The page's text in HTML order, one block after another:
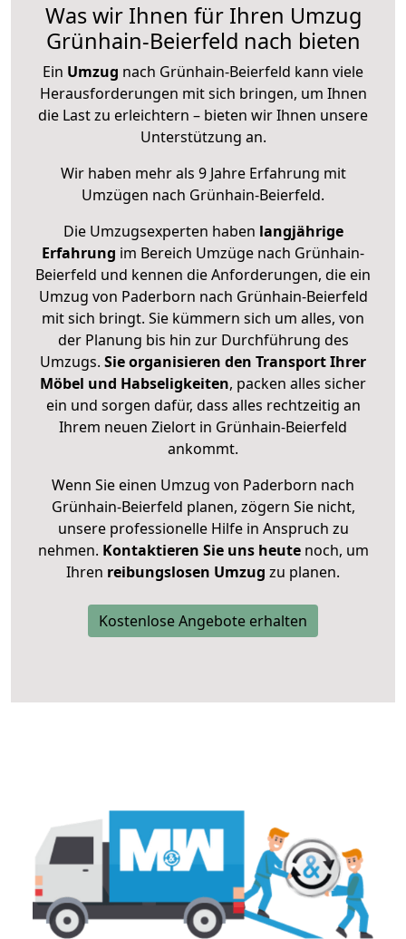
Was wir Ihnen für Ihren Umzug
Grünhain-Beierfeld nach bieten
Ein Umzug nach Grünhain-Beierfeld kann viele
Herausforderungen mit sich bringen, um Ihnen
die Last zu erleichtern – bieten wir Ihnen unsere
Unterstützung an.
Wir haben mehr als 9 Jahre Erfahrung mit
Umzügen nach Grünhain-Beierfeld.
Die Umzugsexperten haben langjährige
Erfahrung im Bereich Umzüge nach Grünhain-
Beierfeld und kennen die Anforderungen, die ein
Umzug von Paderborn nach Grünhain-Beierfeld
mit sich bringt. Sie kümmern sich um alles, von
der Planung bis hin zur Durchführung des
Umzugs. Sie organisieren den Transport Ihrer
Möbel und Habseligkeiten, packen alles sicher
ein und sorgen dafür, dass alles rechtzeitig an
Ihrem neuen Zielort in Grünhain-Beierfeld
ankommt.
Wenn Sie einen Umzug von Paderborn nach
Grünhain-Beierfeld planen, zögern Sie nicht,
unsere professionelle Hilfe in Anspruch zu
nehmen. Kontaktieren Sie uns heutenoch, um
Ihren reibungslosen Umzug zu planen.
Kostenlose Angebote erhalten